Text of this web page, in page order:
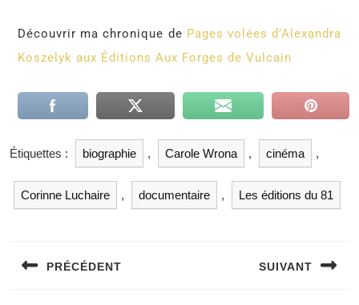
Découvrir ma chronique de Pages volées d’Alexandra
Koszelyk aux Éditions Aux Forges de Vulcain
Étiquettes : biographie , Carole Wrona , cinéma ,
Corinne Luchaire , documentaire , Les éditions du 81
PRÉCÉDENT SUIVANT